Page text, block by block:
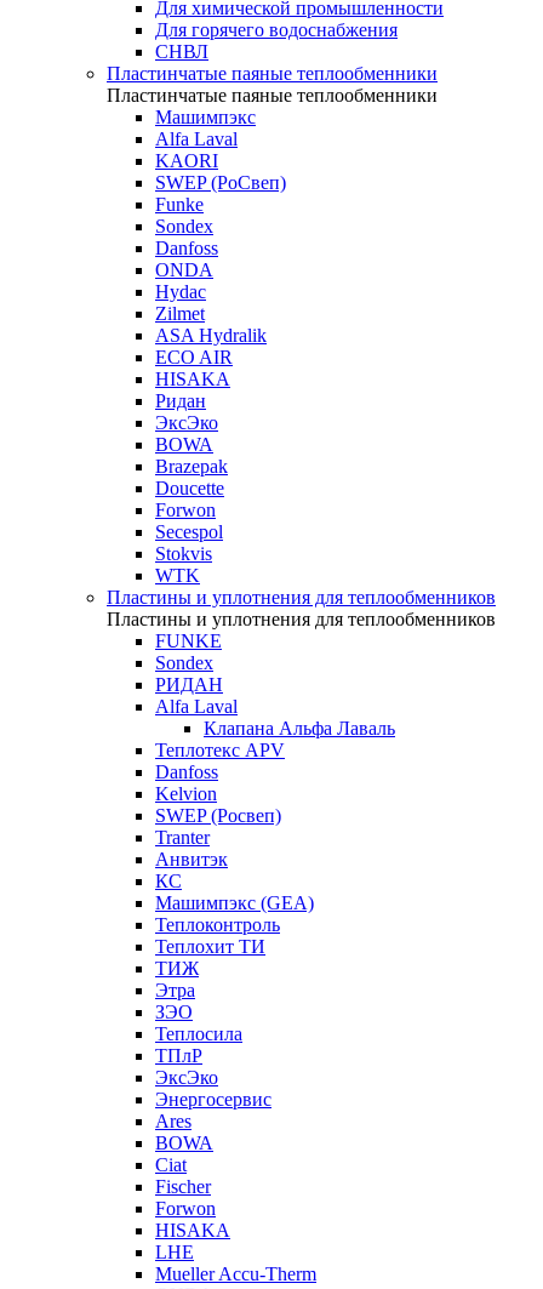
Для химической промышленности
Для горячего водоснабжения
СНВЛ
Пластинчатые паяные теплообменники
Пластинчатые паяные теплообменники
Машимпэкс
Alfa Laval
KAORI
SWEP (РоСвеп)
Funke
Sondex
Danfoss
ONDA
Hydac
Zilmet
ASA Hydralik
ECO AIR
HISAKA
Ридан
ЭксЭко
BOWA
Brazepak
Doucette
Forwon
Secespol
Stokvis
WTK
Пластины и уплотнения для теплообменников
Пластины и уплотнения для теплообменников
FUNKE
Sondex
РИДАН
Alfa Laval
Клапана Альфа Лаваль
Теплотекс APV
Danfoss
Kelvion
SWEP (Росвеп)
Tranter
Анвитэк
КС
Машимпэкс (GEA)
Теплоконтроль
Теплохит ТИ
ТИЖ
Этра
ЗЭО
Теплосила
ТПлР
ЭксЭко
Энергосервис
Ares
BOWA
Ciat
Fischer
Forwon
HISAKA
LHE
Mueller Accu-Therm